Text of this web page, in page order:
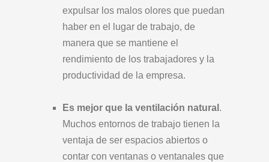
expulsar los malos olores que puedan
haber en el lugar de trabajo, de
manera que se mantiene el
rendimiento de los trabajadores y la
productividad de la empresa.
Es mejor que la ventilación natural .
Muchos entornos de trabajo tienen la
ventaja de ser espacios abiertos o
contar con ventanas o ventanales que